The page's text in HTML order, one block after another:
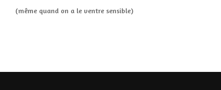
(même quand on a le ventre sensible)